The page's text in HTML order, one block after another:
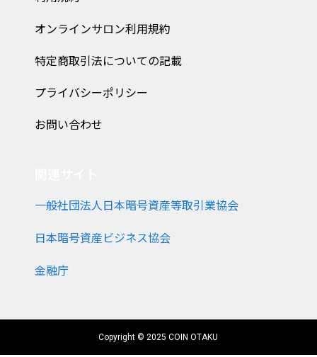
オンラインサロン利用規約
特定商取引法についての記載
プライバシーポリシー
お問い合わせ
一般社団法人日本暗号資産等取引業協会
日本暗号資産ビジネス協会
金融庁
Copyright © 2025 COIN OTAKU